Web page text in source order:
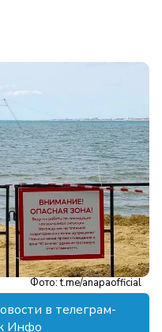
Фото: t.me/anapaofficial
в телеграм-
Инфо